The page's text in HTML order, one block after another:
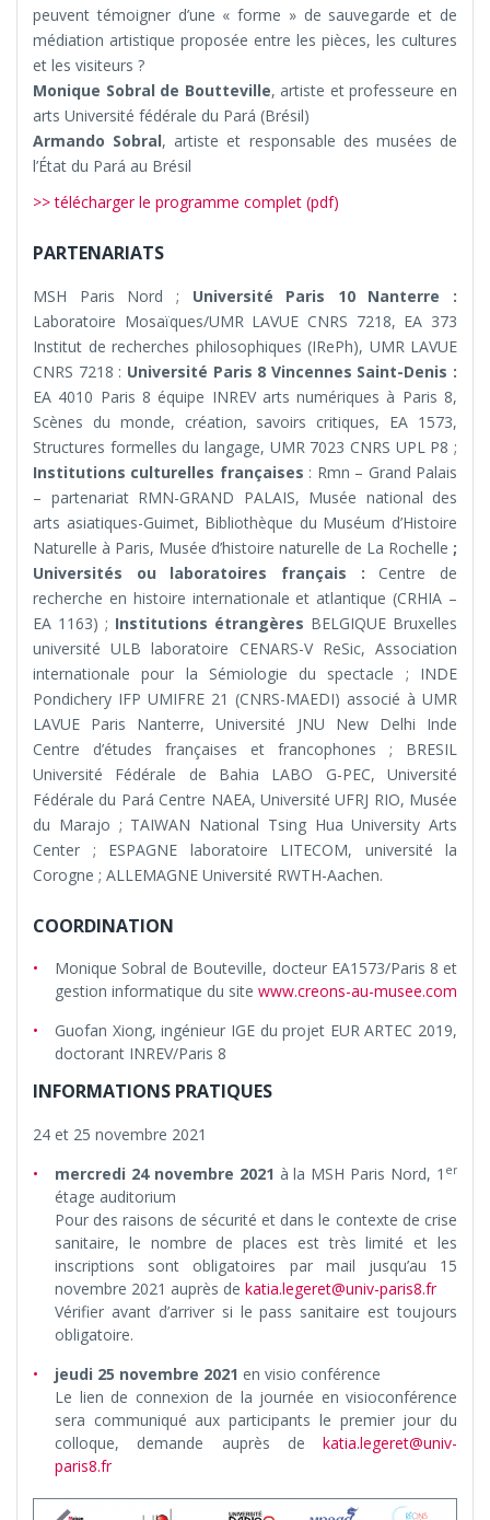
peuvent témoigner d’une « forme » de sauvegarde et de
médiation artistique proposée entre les pièces, les cultures
et les visiteurs ?
Monique Sobral de Boutteville, artiste et professeure en
arts Université fédérale du Pará (Brésil)
Armando Sobral, artiste et responsable des musées de
l’État du Pará au Brésil
>> télécharger le programme complet (pdf)
PARTENARIATS
MSH Paris Nord ; Université Paris 10 Nanterre :
Laboratoire Mosaïques/UMR LAVUE CNRS 7218, EA 373
Institut de recherches philosophiques (IRePh), UMR LAVUE
CNRS 7218 : Université Paris 8 Vincennes Saint-Denis :
EA 4010 Paris 8 équipe INREV arts numériques à Paris 8,
Scènes du monde, création, savoirs critiques, EA 1573,
Structures formelles du langage, UMR 7023 CNRS UPL P8 ;
Institutions culturelles françaises : Rmn – Grand Palais
– partenariat RMN-GRAND PALAIS, Musée national des
arts asiatiques-Guimet, Bibliothèque du Muséum d’Histoire
Naturelle à Paris, Musée d’histoire naturelle de La Rochelle ;
Universités ou laboratoires français :Centre de
recherche en histoire internationale et atlantique (CRHIA –
EA 1163) ; Institutions étrangères BELGIQUE Bruxelles
université ULB laboratoire CENARS-V ReSic, Association
internationale pour la Sémiologie du spectacle ; INDE
Pondichery IFP UMIFRE 21 (CNRS-MAEDI) associé à UMR
LAVUE Paris Nanterre, Université JNU New Delhi Inde
Centre d’études françaises et francophones ; BRESIL
Université Fédérale de Bahia LABO G-PEC, Université
Fédérale du Pará Centre NAEA, Université UFRJ RIO, Musée
du Marajo ; TAIWAN National Tsing Hua University Arts
Center ; ESPAGNE laboratoire LITECOM, université la
Corogne ; ALLEMAGNE Université RWTH-Aachen.
COORDINATION
Monique Sobral de Bouteville, docteur EA1573/Paris 8 et
gestion informatique du site www.creons-au-musee.com
Guofan Xiong, ingénieur IGE du projet EUR ARTEC 2019,
doctorant INREV/Paris 8
INFORMATIONS PRATIQUES
24 et 25 novembre 2021
mercredi 24 novembre 2021 à la MSH Paris Nord, 1 er
étage auditorium
Pour des raisons de sécurité et dans le contexte de crise
sanitaire, le nombre de places est très limité et les
inscriptions sont obligatoires par mail jusqu’au 15
novembre 2021 auprès de katia.legeret@univ-paris8.fr
Vérifier avant d’arriver si le pass sanitaire est toujours
obligatoire.
jeudi 25 novembre 2021 en visio conférence
Le lien de connexion de la journée en visioconférence
sera communiqué aux participants le premier jour du
colloque, demande auprès de katia.legeret@univ-
paris8.fr